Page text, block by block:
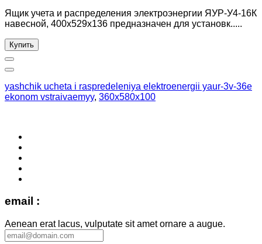
Ящик учета и распределения электроэнергии ЯУР-У4-16К
навесной, 400x529x136 предназначен для установк.....
Купить
yashchik ucheta i raspredeleniya elektroenergii yaur-3v-36e
ekonom vstraivaemyy, 360x580x100
email :
Aenean erat lacus, vulputate sit amet ornare a augue.